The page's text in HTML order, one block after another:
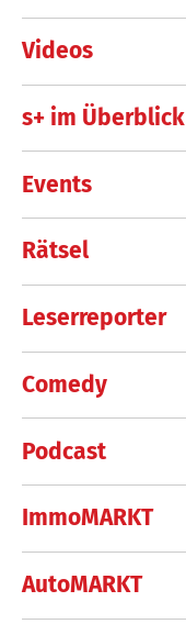
Videos
s+ im Überblick
Events
Rätsel
Leserreporter
Comedy
Podcast
ImmoMARKT
AutoMARKT